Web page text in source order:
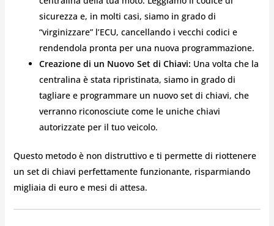
sicurezza e, in molti casi, siamo in grado di
“virginizzare” l’ECU, cancellando i vecchi codici e
rendendola pronta per una nuova programmazione.
Creazione di un Nuovo Set di Chiavi: Una volta che la
centralina è stata ripristinata, siamo in grado di
tagliare e programmare un nuovo set di chiavi, che
verranno riconosciute come le uniche chiavi
autorizzate per il tuo veicolo.
Questo metodo è non distruttivo e ti permette di riottenere
un set di chiavi perfettamente funzionante, risparmiando
migliaia di euro e mesi di attesa.